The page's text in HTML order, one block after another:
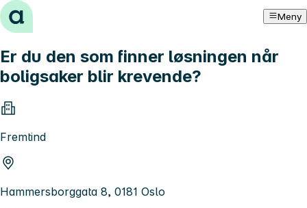
Hopp til innhold Meny
Er du den som finner løsningen når
boligsaker blir krevende?
Fremtind
Hammersborggata 8, 0181 Oslo